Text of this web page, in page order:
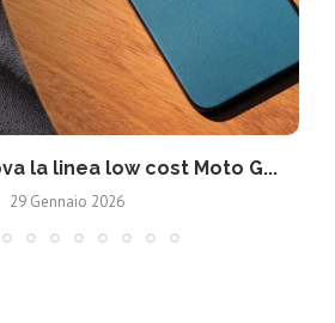
la linea low cost Moto G...
29 Gennaio 2026